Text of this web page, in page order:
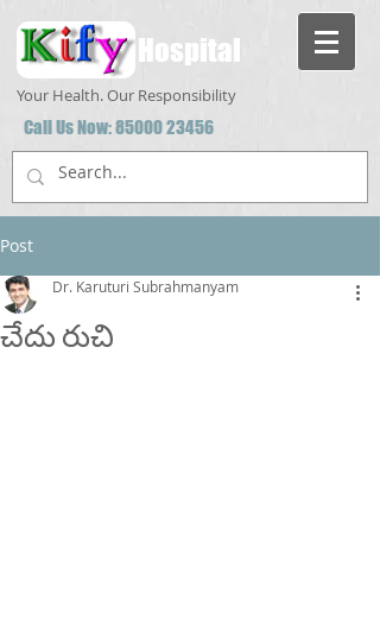
Hospital
Your Health. Our Responsibility
Call Us Now:85000 23456
Post
చేదు రుచి
Dr. Karuturi Subrahmanyam